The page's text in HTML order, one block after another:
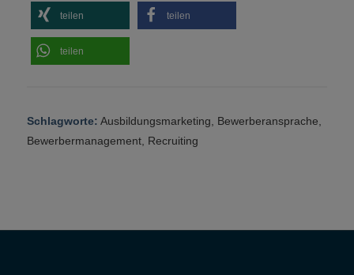
teilen teilen
teilen
Schlagworte: Ausbildungsmarketing, Bewerberansprache,
Bewerbermanagement, Recruiting